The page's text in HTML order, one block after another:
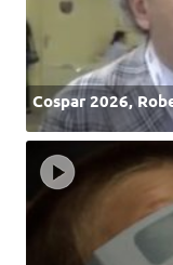
Cospar 2026,